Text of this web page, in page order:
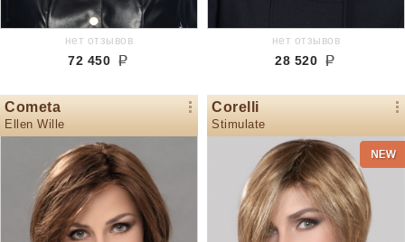
нет отзывов
72 450
нет отзывов
28 520
Cometa
Ellen Wille
Corelli
Stimulate